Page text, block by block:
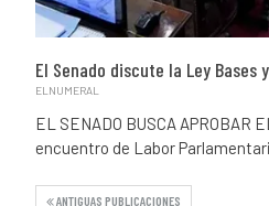
El Senado discute la Ley
ELNUMERAL
EL SENADO BUSCA APROBAR
encuentro de Labor
ANTIGUAS PUBLICACIONES